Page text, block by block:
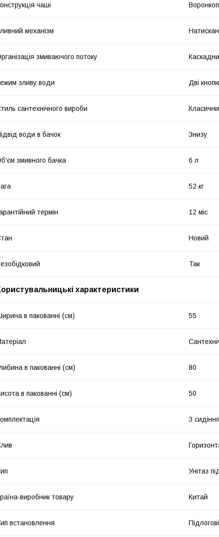
чаші
механізм
змиваючого потоку
зливу води Дві
сантехнічного вироби
води в бачок Знизу
змивного бачка 6 л
52 кг
термін 12 міс
Новий
Так
характеристики
в пакованні (см) 55
в пакованні (см) 80
в пакованні (см) 50
З
Унітаз
виробник товару Китай
встановлення Підлогові